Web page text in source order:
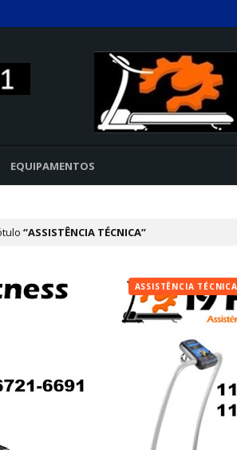
EQUIPAMENTOS
ASSISTÊNCIA TÉCNICA
ASSISTÊNCIA TÉCNICA